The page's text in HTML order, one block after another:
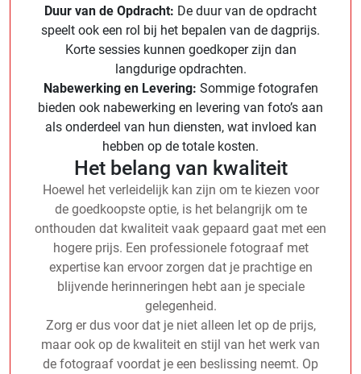
Duur van de Opdracht: De duur van de opdracht
speelt ook een rol bij het bepalen van de dagprijs.
Korte sessies kunnen goedkoper zijn dan
langdurige opdrachten.
Nabewerking en Levering: Sommige fotografen
bieden ook nabewerking en levering van foto’s aan
als onderdeel van hun diensten, wat invloed kan
hebben op de totale kosten.
Het belang van kwaliteit
Hoewel het verleidelijk kan zijn om te kiezen voor
de goedkoopste optie, is het belangrijk om te
onthouden dat kwaliteit vaak gepaard gaat met een
hogere prijs. Een professionele fotograaf met
expertise kan ervoor zorgen dat je prachtige en
blijvende herinneringen hebt aan je speciale
gelegenheid.
Zorg er dus voor dat je niet alleen let op de prijs,
maar ook op de kwaliteit en stijl van het werk van
de fotograaf voordat je een beslissing neemt. Op